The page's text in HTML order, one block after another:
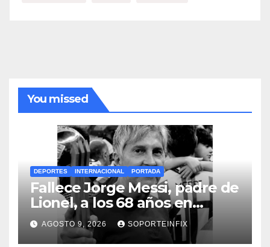
You missed
DEPORTES INTERNACIONAL PORTADA
Fallece Jorge Messi, padre de
Lionel, a los 68 años en
Rosario
AGOSTO 9, 2026 SOPORTEINFIX